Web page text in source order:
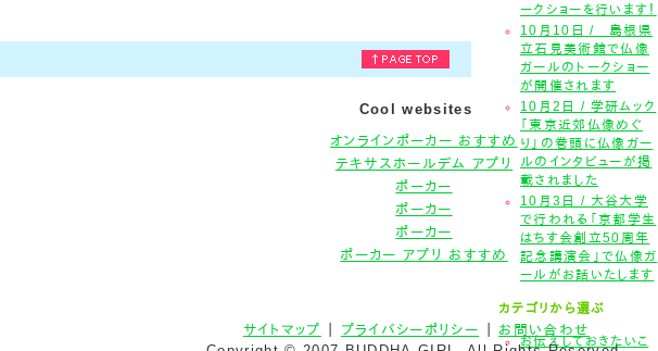
ークショーを行います！
10月10日 / 島根県
立石見美術館で仏像
ガールのトークショー
が開催されます
10月2日 / 学研ムック
「東京近郊仏像めぐ
り」の巻頭に仏像ガー
ルのインタビューが掲
載されました
10月3日 / 大谷大学
で行われる「京都学生
はちす会創立50周年
記念講演会」で仏像ガ
ールがお話いたします
カテゴリから選ぶ
お伝えしておきたいこ
Cool websites
オンラインポーカー おすすめ
テキサスホールデム アプリ
ポーカー
ポーカー
ポーカー
ポーカー アプリ おすすめ
サイトマップ プライバシーポリシー
お問い合わせ